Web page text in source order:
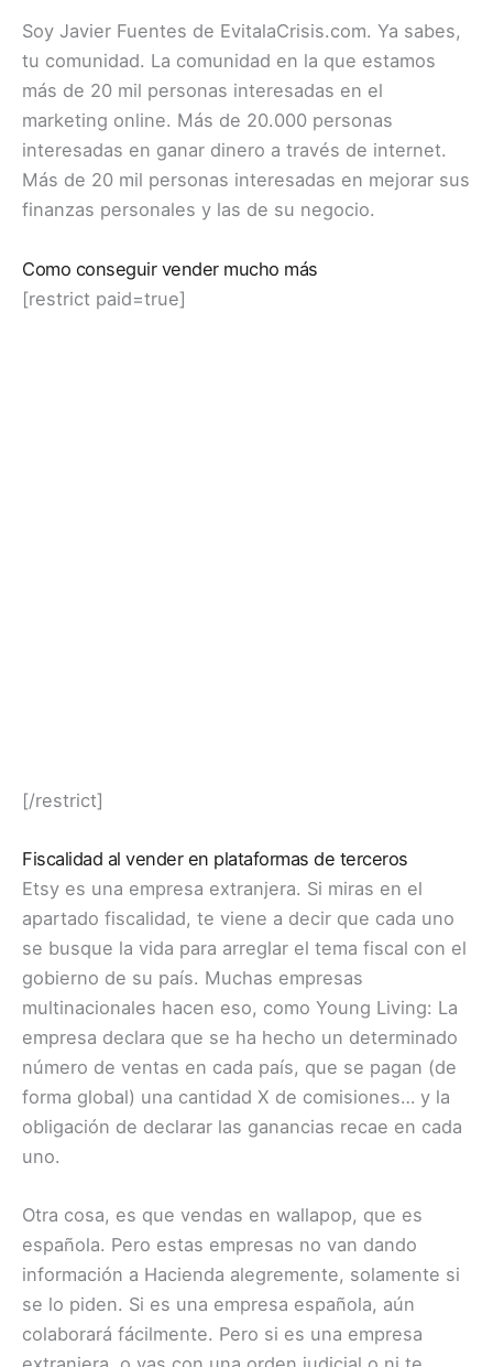
Soy Javier Fuentes de EvitalaCrisis.com. Ya sabes,
tu comunidad. La comunidad en la que estamos
más de 20 mil personas interesadas en el
marketing online. Más de 20.000 personas
interesadas en ganar dinero a través de internet.
Más de 20 mil personas interesadas en mejorar sus
finanzas personales y las de su negocio.
Como conseguir vender mucho más
[restrict paid=true]
[/restrict]
Fiscalidad al vender en plataformas de terceros
Etsy es una empresa extranjera. Si miras en el
apartado fiscalidad, te viene a decir que cada uno
se busque la vida para arreglar el tema fiscal con el
gobierno de su país. Muchas empresas
multinacionales hacen eso, como Young Living: La
empresa declara que se ha hecho un determinado
número de ventas en cada país, que se pagan (de
forma global) una cantidad X de comisiones… y la
obligación de declarar las ganancias recae en cada
uno.
Otra cosa, es que vendas en wallapop, que es
española. Pero estas empresas no van dando
información a Hacienda alegremente, solamente si
se lo piden. Si es una empresa española, aún
colaborará fácilmente. Pero si es una empresa